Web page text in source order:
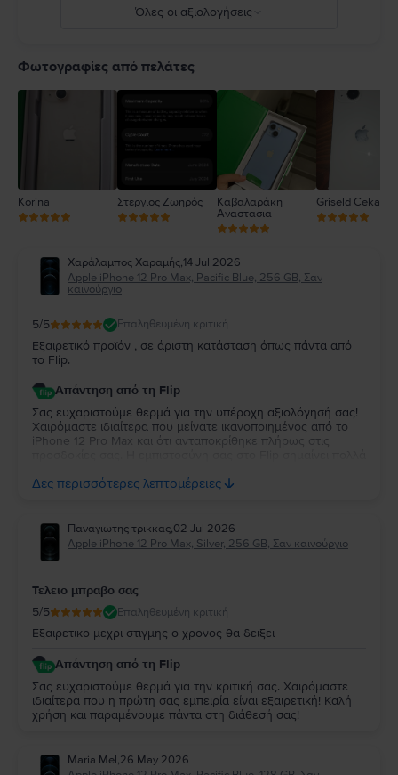
ro/guide/iphone/iph301fc905/iosΌλες οι αξιολογήσεις
4
Φωτογραφίες από πελάτες
Korina Στεργιος Ζωηρός
Καβαλαράκη
Αναστασια
Griseld Ceka
Χαράλαμπος Χαραμής,14 Jul 2026
Apple iPhone 12 Pro Max, Pacific Blue, 256 GB, Σαν
καινούργιο
5/5 Επαληθευμένη κριτική
Εξαιρετικό προϊόν , σε άριστη κατάσταση όπως πάντα από
το Flip.
Απάντηση από τη Flip
Σας ευχαριστούμε θερμά για την υπέροχη αξιολόγησή σας!
Χαιρόμαστε ιδιαίτερα που μείνατε ικανοποιημένος από το
iPhone 12 Pro Max και ότι ανταποκρίθηκε πλήρως στις
σας για οτιδήποτε χρειαστείτε!
Δες περισσότερες λεπτομέρειες
Παναγιωτης τρικκας,02 Jul 2026
Apple iPhone 12 Pro Max, Silver, 256 GB, Σαν καινούργιο
Τελειο μπραβο σας
5/5 Επαληθευμένη κριτική
Εξαιρετικο μεχρι στιγμης ο χρονος θα δειξει
Απάντηση από τη Flip
Σας ευχαριστούμε θερμά για την κριτική σας. Χαιρόμαστε
ιδιαίτερα που η πρώτη σας εμπειρία είναι εξαιρετική! Καλή
χρήση και παραμένουμε πάντα στη διάθεσή σας!
Maria Mel,26 May 2026